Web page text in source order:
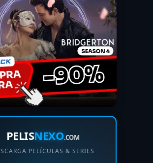
PELISNEXO.COM
PELÍCULAS & SERIES